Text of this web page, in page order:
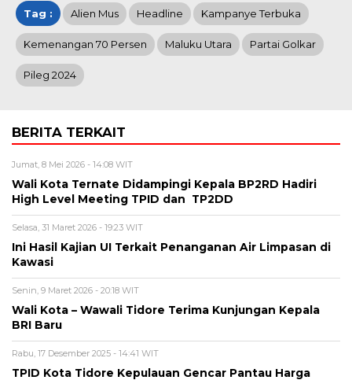
Tag : Alien Mus Headline Kampanye Terbuka
Kemenangan 70 Persen Maluku Utara Partai Golkar
Pileg 2024
BERITA TERKAIT
Jumat, 8 Mei 2026 - 14:08 WIT
Wali Kota Ternate Didampingi Kepala BP2RD Hadiri
High Level Meeting TPID dan TP2DD
Selasa, 31 Maret 2026 - 19:23 WIT
Ini Hasil Kajian UI Terkait Penanganan Air Limpasan di
Kawasi
Senin, 9 Maret 2026 - 20:18 WIT
Wali Kota – Wawali Tidore Terima Kunjungan Kepala
BRI Baru
Rabu, 17 Desember 2025 - 14:41 WIT
TPID Kota Tidore Kepulauan Gencar Pantau Harga